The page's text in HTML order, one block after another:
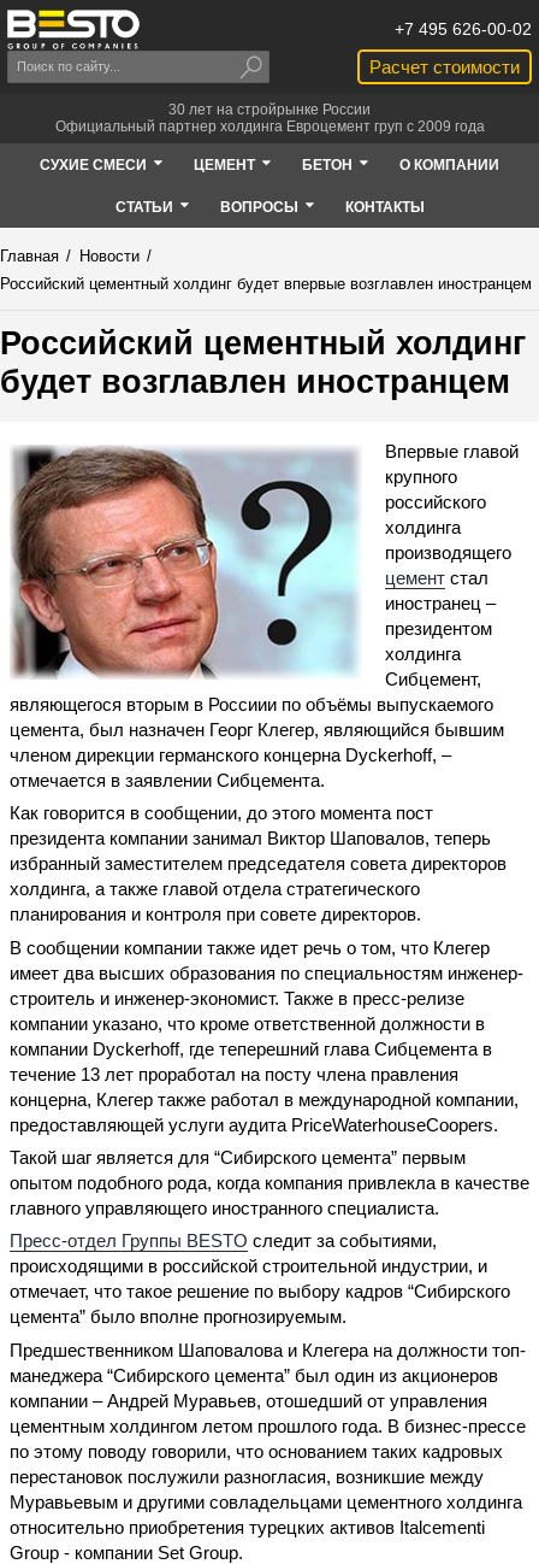
Расчет стоимости
+7 495 626-00-02
30 лет на стройрынке России
Официальный партнер холдинга Евроцемент груп с 2009 года
СУХИЕ СМЕСИ ЦЕМЕНТ БЕТОН О КОМПАНИИ
СТАТЬИ ВОПРОСЫ КОНТАКТЫ
Главная / Новости /
Российский цементный холдинг будет впервые возглавлен иностранцем
Российский цементный холдинг
будет возглавлен иностранцем
Впервые главой
крупного
российского
холдинга
производящего
цемент стал
иностранец –
президентом
холдинга
Сибцемент,
являющегося вторым в Россиии по объёмы выпускаемого
цемента, был назначен Георг Клегер, являющийся бывшим
членом дирекции германского концерна Dyckerhoff, –
отмечается в заявлении Сибцемента.
Как говорится в сообщении, до этого момента пост
президента компании занимал Виктор Шаповалов, теперь
избранный заместителем председателя совета директоров
холдинга, а также главой отдела стратегического
планирования и контроля при совете директоров.
В сообщении компании также идет речь о том, что Клегер
имеет два высших образования по специальностям инженер-
строитель и инженер-экономист. Также в пресс-релизе
компании указано, что кроме ответственной должности в
компании Dyckerhoff, где теперешний глава Сибцемента в
течение 13 лет проработал на посту члена правления
концерна, Клегер также работал в международной компании,
предоставляющей услуги аудита PriceWaterhouseCoopers.
Такой шаг является для “Сибирского цемента” первым
опытом подобного рода, когда компания привлекла в качестве
главного управляющего иностранного специалиста.
Пресс-отдел Группы BESTO следит за событиями,
происходящими в российской строительной индустрии, и
отмечает, что такое решение по выбору кадров “Сибирского
цемента” было вполне прогнозируемым.
Предшественником Шаповалова и Клегера на должности топ-
манеджера “Сибирского цемента” был один из акционеров
компании – Андрей Муравьев, отошедший от управления
цементным холдингом летом прошлого года. В бизнес-прессе
по этому поводу говорили, что основанием таких кадровых
перестановок послужили разногласия, возникшие между
Муравьевым и другими совладельцами цементного холдинга
относительно приобретения турецких активов Italcementi
Group - компании Set Group.